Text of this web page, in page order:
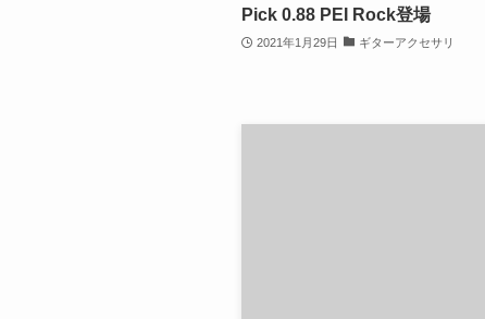
Pick 0.88 PEI Rock登場
2021年1月29日 ギターアクセサリ